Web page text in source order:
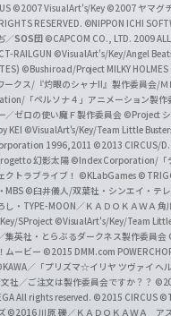
©2007 VisualArt's/Key ©2007 ヤマグ
RESERVED. ©NIPPON ICHI
／SOS団 ©CAPCOM CO., LTD. 2009
RAILGUN ©VisualArt's/Key/Angel
©Bushiroad/Project MILKY HOLMES
ークス/『灼眼のシャナII』製作委員会/Ｍ
「ペルソナ４」アニメーション製作
／ゼロの使い魔Ｆ製作委員会 ©Project
KEI ©VisualArt's/Key/Team Little
1996,2011 ©2013 CIRCUS/
幻影太陽 ©Index Corporation/「
クトラブライブ！ ©KLabGames ©
MBS ©臼井儀人/双葉社・シンエイ・テ
し・TYPE-MOON／ＫＡＤＯＫＡＷＡ
SProject ©VisualArt's/Key/Team
集英社・とらぶるダークネス製作委員会
ムービー ©2015 DMM.com
／「プリズマ☆イリヤ ツヴァイ ヘ
社／ご注文は製作委員会ですか？？
All rights reserved. ©2015 CIRCUS
©2016 川原 礫／ＫＡＤＯＫＡＷＡ ア